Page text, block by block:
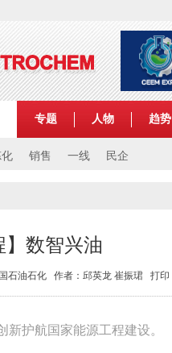
销售 一线 民企
专题 人物 趋势
】数智兴油
石油石化 作者：邱英龙 崔振珺 打印
护航国家能源工程建设。